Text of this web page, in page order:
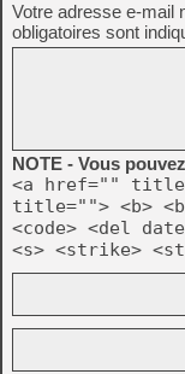
Votre adresse e-mail
obligatoires sont
NOTE - Vous
<a href=""
title=""> <b>
<code> <del
<s> <strike>